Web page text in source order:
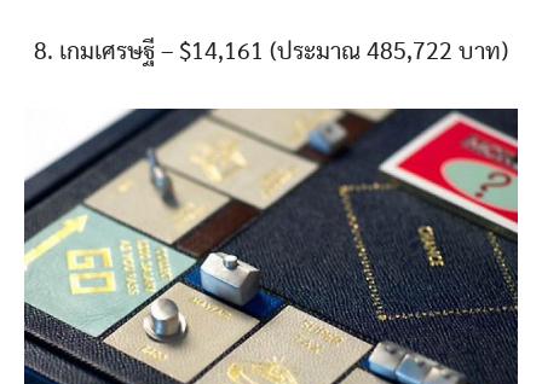
8. เกมเศรษฐี – $14,161 (ประมาณ 485,722 บาท)